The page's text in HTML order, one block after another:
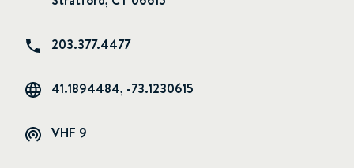
203.377.4477
41.1894484, -73.1230615
VHF 9